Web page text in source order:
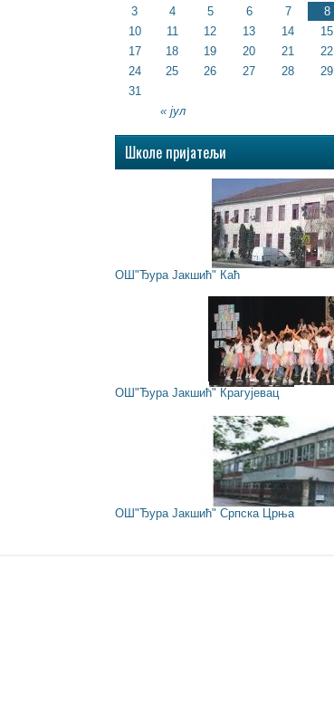
« јул
3
4 5 6 7 8
10
11 12 13 14 15
17
18 19 20 21 22
24
25 26 27 28 29
31
Школе пријатељи
ОШ"Ђура Јакшић" Каћ
ОШ"Ђура Јакшић" Крагујевац
ОШ"Ђура Јакшић" Српска Црња